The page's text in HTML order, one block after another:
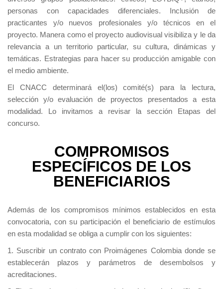
personas con capacidades diferenciales. Inclusión de
practicantes y/o nuevos profesionales y/o técnicos en el
proyecto. Manera como el proyecto audiovisual visibiliza y le da
relevancia a un territorio particular, su cultura, dinámicas y
temáticas. Estrategias para hacer su producción amigable con
el medio ambiente.
El CNACC determinará el(los) comité(s) para la lectura,
selección y/o evaluación de proyectos presentados a esta
modalidad. Lo invitamos a revisar la sección Etapas del
concurso.
COMPROMISOS
ESPECÍFICOS DE LOS
BENEFICIARIOS
Además de los compromisos mínimos establecidos en esta
convocatoria, con su participación el beneficiario de estímulos
en esta modalidad se obliga a cumplir con los siguientes:
1. Suscribir un contrato con Proimágenes Colombia donde se
establecerán plazos y parámetros de desembolsos y
acreditaciones.